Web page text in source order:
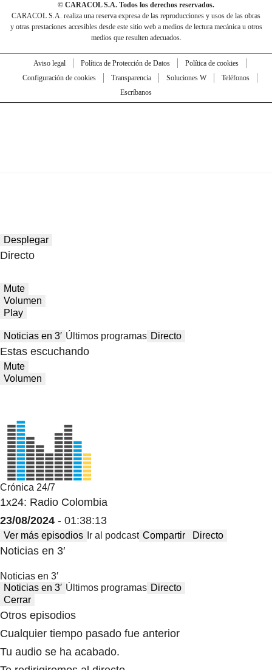
© CARACOL S.A. Todos los derechos reservados.
CARACOL S.A. realiza una reserva expresa de las reproducciones y usos de las obras
y otras prestaciones accesibles desde este sitio web a medios de lectura mecánica u otros
medios que resulten adecuados.
Aviso legal Política de Protección de Datos
Política de cookies
Configuración de cookies
Transparencia Soluciones W
Teléfonos
Escríbanos
Desplegar
Directo
Mute
Volumen
Play
Noticias en 3′ Últimos programas Directo
Estas escuchando
Mute
Volumen
Crónica 24/7
1x24: Radio Colombia
23/08/2024 - 01:38:13
Ver más episodios Ir al podcast Compartir Directo
Noticias en 3′
Noticias en 3′
Noticias en 3′ Últimos programas Directo
Cerrar
Otros episodios
Cualquier tiempo pasado fue anterior
Tu audio se ha acabado.